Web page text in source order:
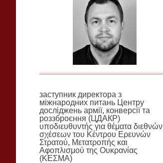
заступник директора з
міжнародних питань Центру
досліджень армії, конверсії та
роззброєння (ЦДАКР)
υποδιευθυντής για θέματα διεθνών
σχέσεων του Κέντρου Ερευνών
Στρατού, Μετατροπής και
Αφοπλισμού της Ουκρανίας
(ΚΕΣΜΑ)